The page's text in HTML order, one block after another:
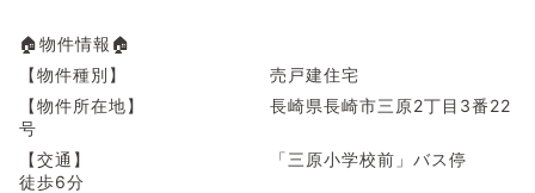
🏠物件情報🏠
【物件種別】 売戸建住宅
【物件所在地】 長崎県長崎市三原2丁目3番22
号
【交通】 「三原小学校前」バス停
徒歩6分